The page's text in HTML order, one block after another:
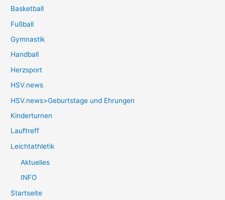
Basketball
Fußball
Gymnastik
Handball
Herzsport
HSV.news
HSV.news>Geburtstage und Ehrungen
Kinderturnen
Lauftreff
Leichtathletik
Aktuelles
INFO
Startseite